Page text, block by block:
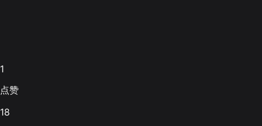
1
点赞
18